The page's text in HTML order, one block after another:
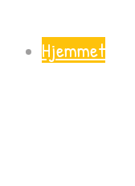
Hjemmet